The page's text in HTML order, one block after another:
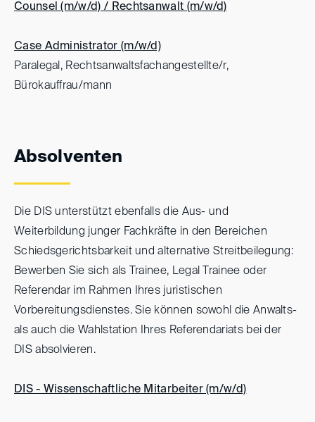
Counsel (m/w/d) / Rechtsanwalt (m/w/d)
Case Administrator (m/w/d)
Paralegal, Rechtsanwaltsfachangestellte/r,
Bürokauffrau/mann
Absolventen
Die DIS unterstützt ebenfalls die Aus- und
Weiterbildung junger Fachkräfte in den Bereichen
Schiedsgerichtsbarkeit und alternative Streitbeilegung:
Bewerben Sie sich als Trainee, Legal Trainee oder
Referendar im Rahmen Ihres juristischen
Vorbereitungsdienstes. Sie können sowohl die Anwalts-
als auch die Wahlstation Ihres Referendariats bei der
DIS absolvieren.
DIS - Wissenschaftliche Mitarbeiter (m/w/d)